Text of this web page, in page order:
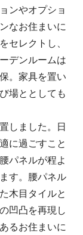
ンやオプショ
なお住まいに
セレクトし、
デンルームは
。家具を置い
場ととしても
しました。日
に過ごすこと
パネルが程よ
す。腰パネル
木目タイルと
凹凸を再現し
るお住まいに